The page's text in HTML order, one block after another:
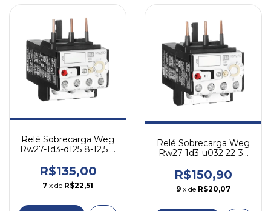
Relé Sobrecarga Weg
Rw27-1d3-d125 8-12,5 A
R$135,00
7 x de R$22,51
Relé Sobrecarga Weg
Rw27-1d3-u032 22-32
R$150,90
9 x de R$20,07